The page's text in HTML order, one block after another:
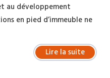
au développement
en pied d’immeuble ne
Lire la suite